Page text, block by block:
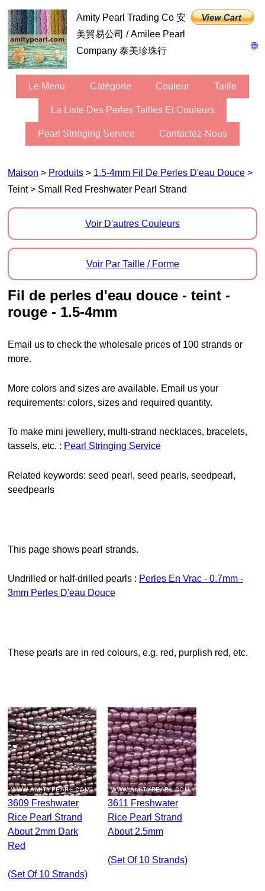
🌐
Amity Pearl Trading Co 安
美貿易公司 / Amilee Pearl
Company 泰美珍珠行
Le Menu Catégorie Couleur Taille
La Liste Des Perles Tailles Et Couleurs
Pearl Stringing Service Contactez-Nous
Maison > Produits > 1.5-4mm Fil De Perles D'eau Douce >
Teint > Small Red Freshwater Pearl Strand
Voir D'autres Couleurs
Voir Par Taille / Forme
Fil de perles d'eau douce - teint -
rouge - 1.5-4mm
Email us to check the wholesale prices of 100 strands or
more.
More colors and sizes are available. Email us your
requirements: colors, sizes and required quantity.
To make mini jewellery, multi-strand necklaces, bracelets,
tassels, etc. : Pearl Stringing Service
Related keywords: seed pearl, seed pearls, seedpearl,
seedpearls
This page shows pearl strands.
Undrilled or half-drilled pearls : Perles En Vrac - 0.7mm -
3mm Perles D'eau Douce
These pearls are in red colours, e.g. red, purplish red, etc.
3609 Freshwater
Rice Pearl Strand
About 2mm Dark
Red
(set Of 10 Strands)
3611 Freshwater
Rice Pearl Strand
About 2.5mm
(set Of 10 Strands)